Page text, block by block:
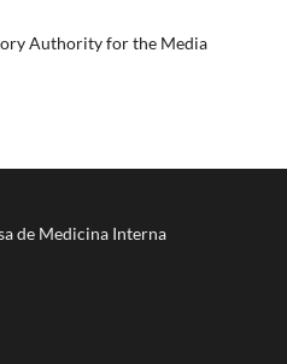
Authority for the Media
de Medicina Interna